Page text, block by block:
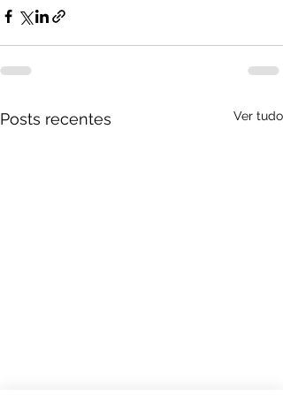
Posts recentes Ver tudo